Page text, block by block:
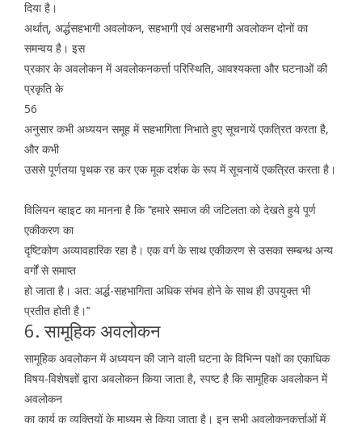
दिया है।
अर्थात्, अर्द्धसहभागी अवलोकन, सहभागी एवं असहभागी अवलोकन दोनों का
समन्वय है। इस
प्रकार के अवलोकन में अवलोकनकर्त्ता परिस्थिति, आवश्यकता और घटनाओं की
प्रकृति के
56
अनुसार कभी अध्ययन समूह में सहभागिता निभाते हुए सूचनायें एकत्रित करता है,
और कभी
उससे पूर्णतया पृथक रह कर एक मूक दर्शक के रूप में सूचनायें एकत्रित करता है।
विलियन व्हाइट का मानना है कि ‘‘हमारे समाज की जटिलता को देखते हुये पूर्ण
एकीकरण का
दृष्टिकोण अव्यावहारिक रहा है। एक वर्ग के साथ एकीकरण से उसका सम्बन्ध अन्य
वर्गों से समाप्त
हो जाता है। अत: अर्द्ध-सहभागिता अधिक संभव होने के साथ ही उपयुक्त भी
प्रतीत होती है।’’
6. सामूहिक अवलोकन
सामूहिक अवलोकन में अध्ययन की जाने वाली घटना के विभिन्न पक्षों का एकाधिक
विषय-विशेषज्ञों द्वारा अवलोकन किया जाता है, स्पष्ट है कि सामूहिक अवलोकन में
अवलोकन
का कार्य क व्यक्तियों के माध्यम से किया जाता है। इन सभी अवलोकनकर्त्ताओं में